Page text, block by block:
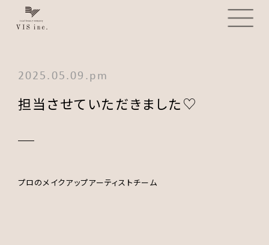
2025.05.09.pm
担当させていただきました♡
プロのメイクアップアーティストチーム